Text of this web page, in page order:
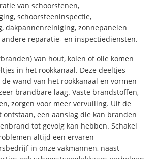
van schoorstenen,
schoorsteeninspectie,
dakpannenreiniging, zonnepanelen
reparatie- en inspectiediensten.
van hout, kolen of olie komen
in het rookkanaal. Deze deeltjes
wand van het rookkanaal en vormen
brandbare laag. Vaste brandstoffen,
zorgen voor meer vervuiling. Uit de
ontstaan, een aanslag die kan branden
tot gevolg kan hebben. Schakel
altijd een ervaren
in onze vakmannen, naast